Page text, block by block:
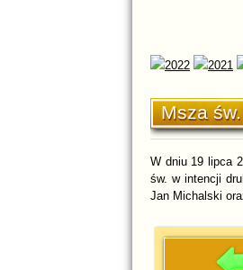
Msza
W dniu 19 lipca
św. w intencji
Jan Michalski